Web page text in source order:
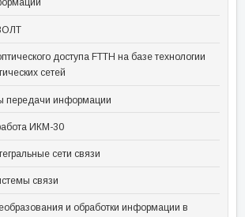
доступа FTTH на базе технологии
сетей
передачи информации
ИКМ-30
сети связи
связи
и обработки информации в